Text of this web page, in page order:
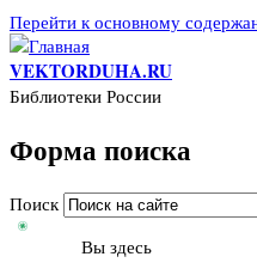
Перейти к основному
VEKTORDUHA.RU
Библиотеки России
Форма поиска
Поиск
Вы здесь